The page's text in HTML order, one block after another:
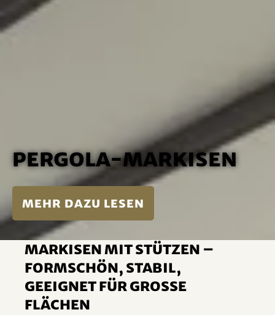
Pergola-Markisen
mehr dazu lesen
Markisen mit Stützen –
formschön, stabil,
geeignet für grosse
Flächen